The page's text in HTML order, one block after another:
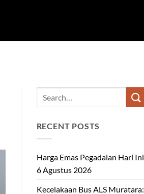
RECENT POSTS
Harga Emas Pegadaian Hari Ini
6 Agustus 2026
Kecelakaan Bus ALS Muratara: